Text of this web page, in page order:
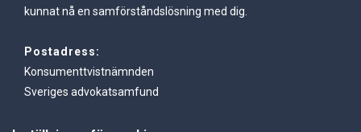
kunnat nå en samförståndslösning med dig.
Postadress:
Konsumenttvistnämnden
Sveriges advokatsamfund